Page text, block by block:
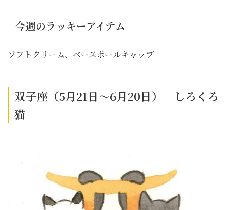
今週のラッキーアイテム
ソフトクリーム、ベースボールキャップ
双子座（5月21日～6月20日） しろくろ
猫